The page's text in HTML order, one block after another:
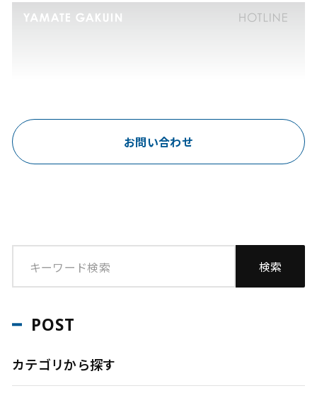
お問い合わせ
POST
カテゴリから探す